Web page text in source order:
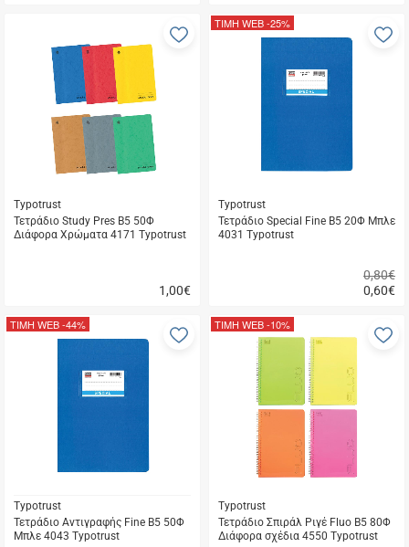
αγορά
Typotrust
Τετράδιο Study Pres Β5 50Φ
Διάφορα Χρώματα 4171 Typotrust
1,00€
Προσθήκη
αγορά
Typotrust
Τετράδιο Special Fine Β5 20Φ Μπλε
4031 Typotrust
0,60€
0,80€
ΤΙΜΗ WEB-25%
αγορά
Typotrust
Τετράδιο Αντιγραφής Fine Β5 50Φ
Μπλε 4043 Typotrust
ΤΙΜΗ WEB-44%
Προσθήκη
αγαπημένα
Typotrust
Τετράδιο Σπιράλ Ριγέ Fluo Β5 80Φ
Διάφορα σχέδια 4550 Typotrust
ΤΙΜΗ WEB-10%